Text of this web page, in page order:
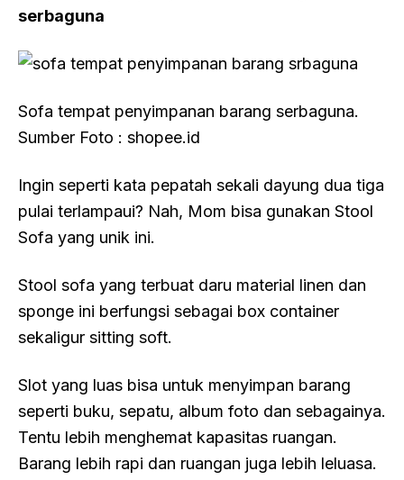
serbaguna
Sofa tempat penyimpanan barang serbaguna.
Sumber Foto : shopee.id
Ingin seperti kata pepatah sekali dayung dua tiga
pulai terlampaui? Nah, Mom bisa gunakan Stool
Sofa yang unik ini.
Stool sofa yang terbuat daru material linen dan
sponge ini berfungsi sebagai box container
sekaligur sitting soft.
Slot yang luas bisa untuk menyimpan barang
seperti buku, sepatu, album foto dan sebagainya.
Tentu lebih menghemat kapasitas ruangan.
Barang lebih rapi dan ruangan juga lebih leluasa.